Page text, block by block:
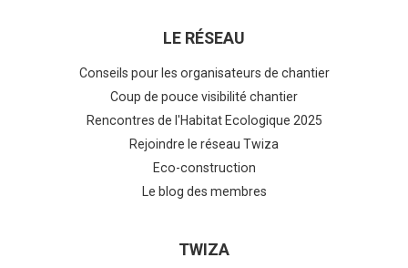
LE RÉSEAU
Conseils pour les organisateurs de chantier
Coup de pouce visibilité chantier
Rencontres de l'Habitat Ecologique 2025
Rejoindre le réseau Twiza
Eco-construction
Le blog des membres
TWIZA